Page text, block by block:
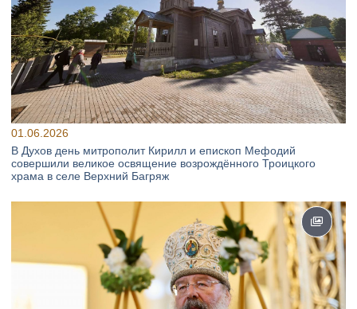
01.06.2026
В Духов день митрополит Кирилл и епископ Мефодий
совершили великое освящение возрождённого Троицкого
храма в селе Верхний Багряж